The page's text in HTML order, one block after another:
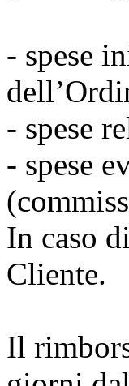
- spese
- spese
- spese
In caso
Cliente.
Il